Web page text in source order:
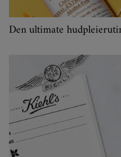
Den ultimate